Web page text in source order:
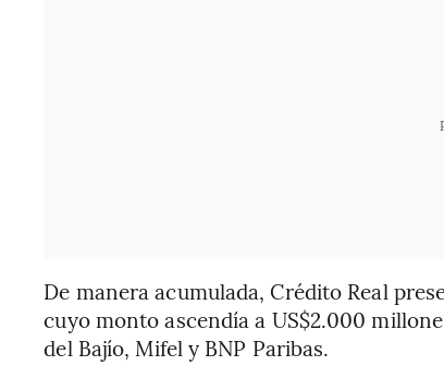
De manera acumulada, Crédito Real
cuyo monto ascendía a US$2.000
del Bajío, Mifel y BNP Paribas.